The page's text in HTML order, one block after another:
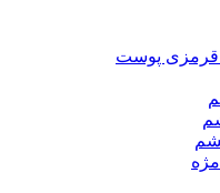
قرمزی پوست